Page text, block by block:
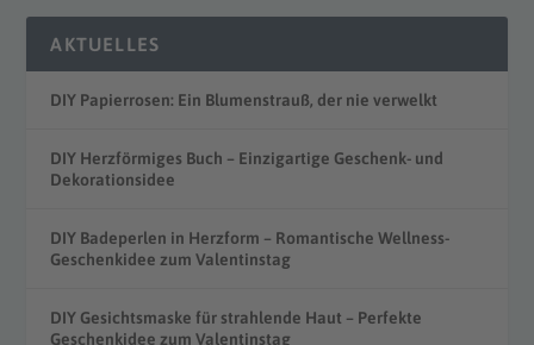
AKTUELLES
DIY Papierrosen: Ein Blumenstrauß, der nie verwelkt
DIY Herzförmiges Buch – Einzigartige Geschenk- und
Dekorationsidee
DIY Badeperlen in Herzform – Romantische Wellness-
Geschenkidee zum Valentinstag
DIY Gesichtsmaske für strahlende Haut – Perfekte
Geschenkidee zum Valentinstag